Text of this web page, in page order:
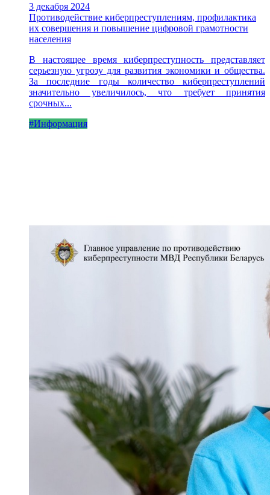
3 декабря 2024
Противодействие киберпреступлениям, профилактика
их совершения и повышение цифровой грамотности
населения
В настоящее время киберпреступность представляет
серьезную угрозу для развития экономики и общества.
За последние годы количество киберпреступлений
значительно увеличилось, что требует принятия
срочных...
#Информация